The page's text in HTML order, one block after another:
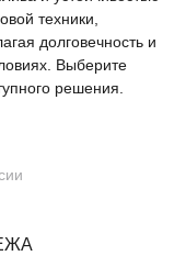
техники,
долговечность и
Выберите
решения.